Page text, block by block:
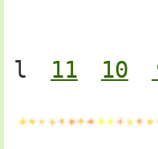
l 11 10